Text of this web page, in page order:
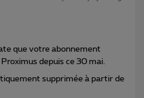
que votre abonnement
depuis ce 30 mai.
supprimée à partir de